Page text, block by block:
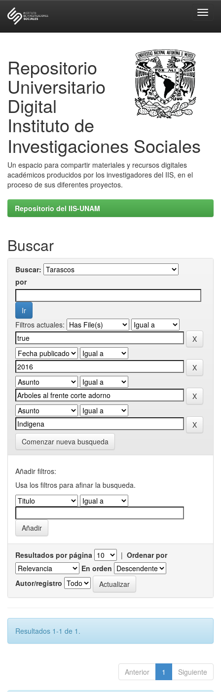
Repositorio
Universitario
Digital
Instituto de
Investigaciones Sociales
Un espacio para compartir materiales y recursos digitales
académicos producidos por los investigadores del IIS, en el
proceso de sus diferentes proyectos.
Repositorio del IIS-UNAM
Buscar
Buscar:
por
Filtros actuales:
Comenzar nueva busqueda
Añadir filtros:
Usa los filtros para afinar la busqueda.
Resultados por página | Ordenar por
En orden
Autor/registro
Resultados 1-1 de 1.
Anterior 1 Siguiente